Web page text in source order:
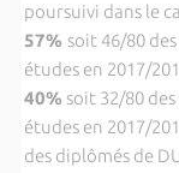
poursuivi dans le
57% soit 46/80
études en 2017/
40% soit 32/80
études en 2017/
des diplômés de